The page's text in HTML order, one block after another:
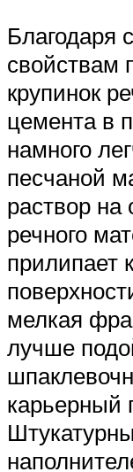
Благодаря
свойствам
крупинок
цемента в
намного
песчаной
раствор на
речного
прилипает
мелкая
лучше
карьерный